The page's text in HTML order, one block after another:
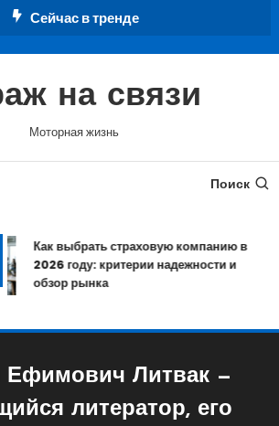
Сейчас в тренде
на связи
Моторная жизнь
Поиск
Как выбрать страховую компанию в
2026 году: критерии надежности и
обзор рынка
Ефимович Литвак —
литератор, его